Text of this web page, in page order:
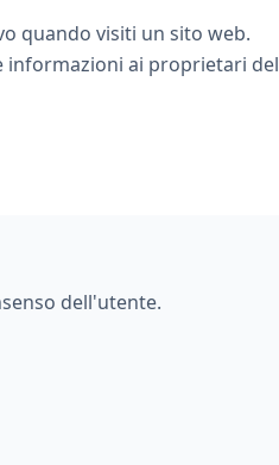
quando visiti un sito web.
informazioni ai proprietari del
dell'utente.